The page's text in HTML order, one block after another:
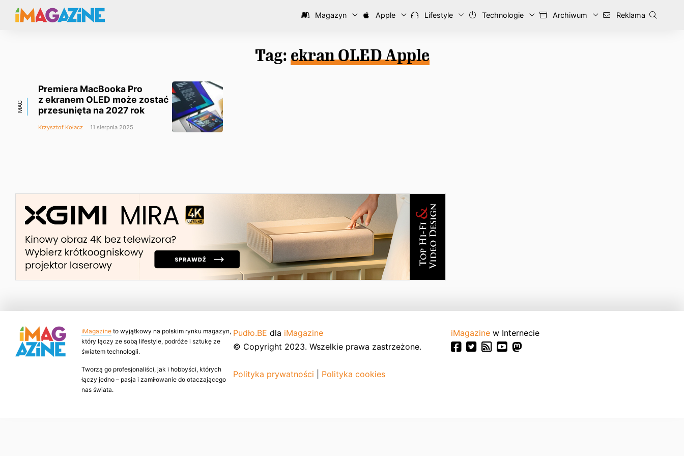
Magazyn Apple Lifestyle Technologie Archiwum Reklama
Tag: ekran OLED Apple
MAC
Premiera MacBooka Pro
z ekranem OLED może zostać
przesunięta na 2027 rok
Krzysztof Kołacz 11 sierpnia 2025
iMagazine to wyjątkowy na polskim rynku magazyn,
który łączy ze sobą lifestyle, podróże i sztukę ze
światem technologii.
Tworzą go profesjonaliści, jak i hobbyści, których
łączy jedno – pasja i zamiłowanie do otaczającego
nas świata.
Pudło.BE dla iMagazine
© Copyright 2023. Wszelkie prawa zastrzeżone.
Polityka prywatności Polityka cookies
iMagazine w Internecie